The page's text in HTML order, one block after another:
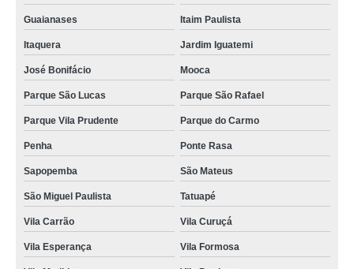
Guaianases Itaim Paulista
Itaquera Jardim Iguatemi
José Bonifácio Mooca
Parque São Lucas Parque São Rafael
Parque Vila Prudente Parque do Carmo
Penha Ponte Rasa
Sapopemba São Mateus
São Miguel Paulista Tatuapé
Vila Carrão Vila Curuçá
Vila Esperança Vila Formosa